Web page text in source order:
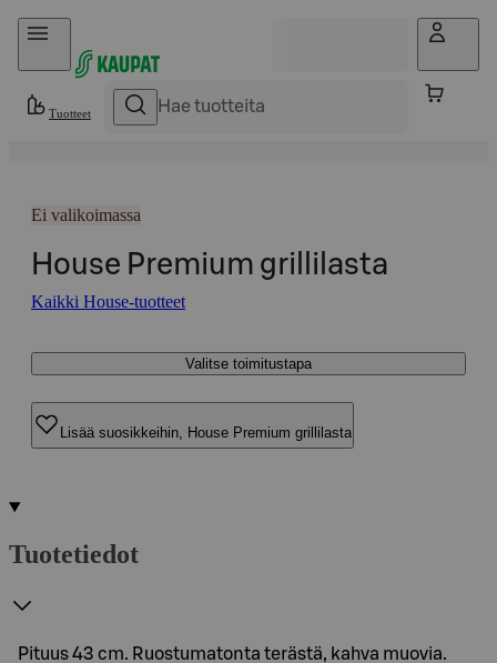
Hyppää sisältöön
Tuotteet
Ei valikoimassa
House Premium grillilasta
Kaikki House-tuotteet
Valitse toimitustapa
Lisää suosikkeihin, House Premium grillilasta
Tuotetiedot
Pituus 43 cm. Ruostumatonta terästä, kahva muovia.